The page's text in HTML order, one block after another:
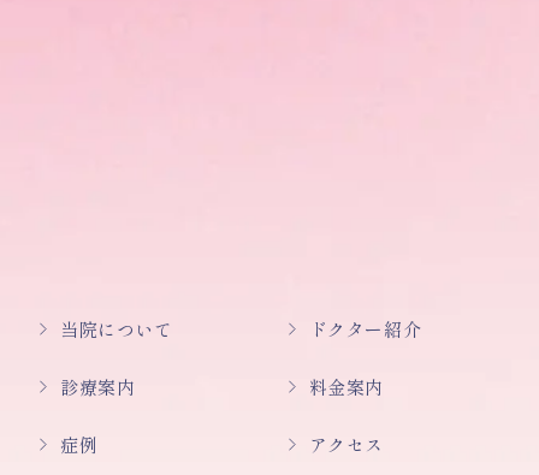
当院について ドクター紹介
診療案内 料金案内
症例 アクセス